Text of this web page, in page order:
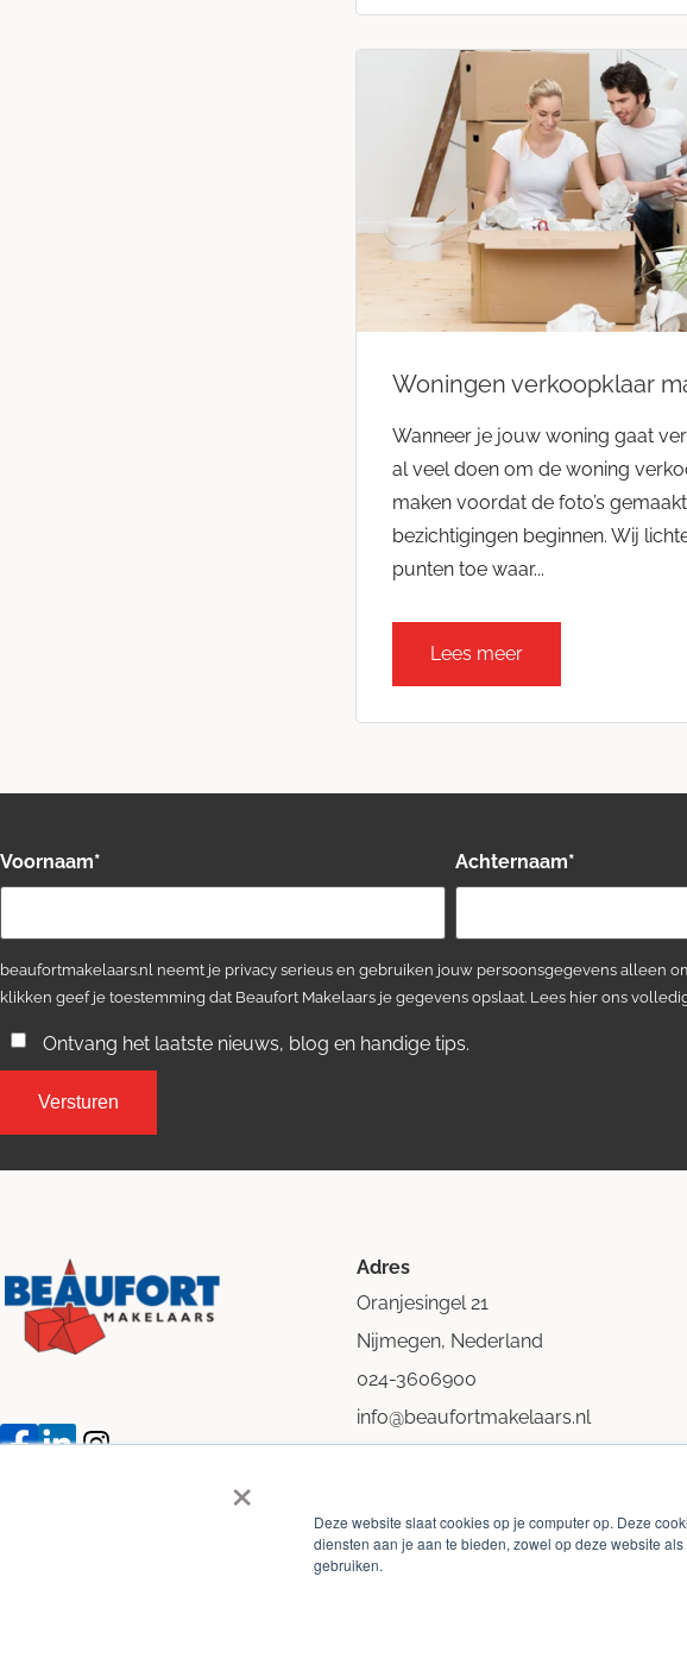
×
Deze website slaat cookies op je computer op. Deze
diensten aan je aan te bieden, zowel op deze website
gebruiken.
Woningen verkoopklaar
Wanneer je jouw woning gaat
al veel doen om de woning
maken voordat de foto’s
bezichtigingen beginnen. Wij
punten toe waar...
Lees meer
Voornaam* Achternaam*
beaufortmakelaars.nl neemt je privacy serieus en gebruiken jouw persoonsgegevens alleen
klikken geef je toestemming dat Beaufort Makelaars je gegevens opslaat. Lees hier ons
Ontvang het laatste nieuws, blog en handige tips.
Adres
Oranjesingel 21
Nijmegen, Nederland
024-3606900
info@beaufortmakelaars.nl